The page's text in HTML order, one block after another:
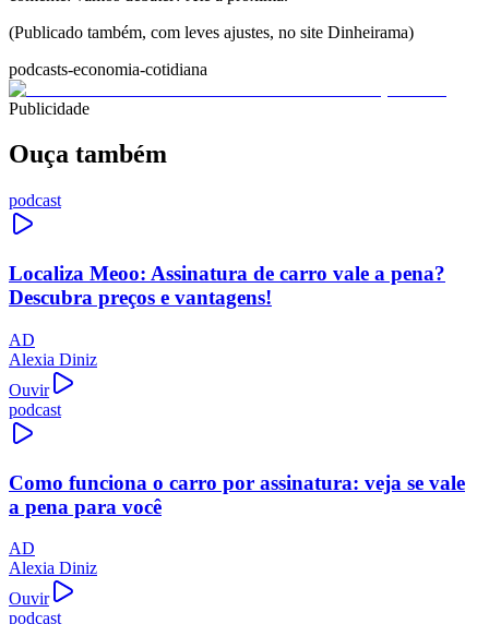
(Publicado também, com leves ajustes, no site Dinheirama)
podcasts-economia-cotidiana
Publicidade
Ouça também
podcast
Localiza Meoo: Assinatura de carro vale a pena?
Descubra preços e vantagens!
AD
Alexia Diniz
Ouvir
podcast
Como funciona o carro por assinatura: veja se vale
a pena para você
AD
Alexia Diniz
Ouvir
podcast